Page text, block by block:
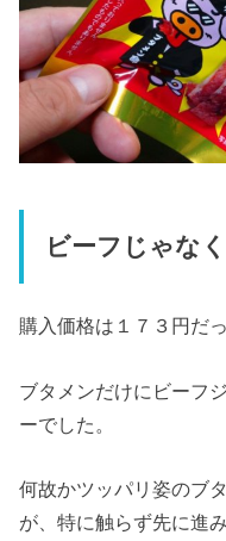
ビーフじゃな
購入価格は１７３円だ
ブタメンだけにビーフ
ーでした。
何故かツッパリ姿のブ
が、特に触らず先に進み